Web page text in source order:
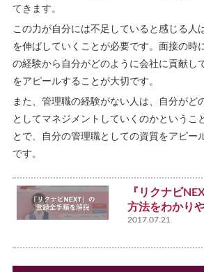
てきます。
この力が自分には不足していると感じる人
を伸ばしていくことが必要です。面接の時
の経験から自分がどのように会社に貢献し
をアピールすることが大切です。
また、管理職の経験がない人は、自分がど
としてマネジメントしていくのかというこ
とで、自分の管理職としての資質をアピー
です。
『リクナビ
方法をわかり
2017.07.21